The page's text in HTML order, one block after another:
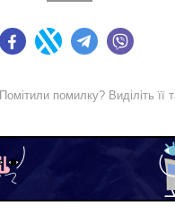
FacebookTwitter Telegram
Помітили помилку? Виділіть її